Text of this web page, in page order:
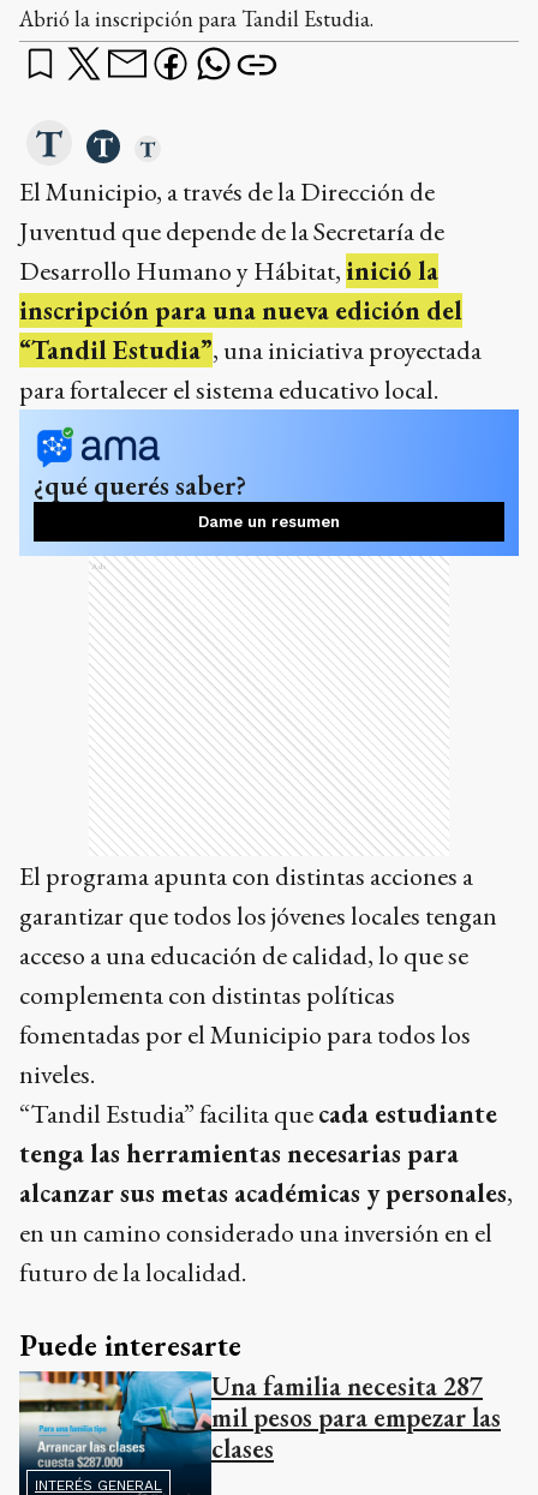
Abrió la inscripción para Tandil Estudia.
El Municipio, a través de la Dirección de
Juventud que depende de la Secretaría de
Desarrollo Humano y Hábitat, inició la
inscripción para una nueva edición del
“Tandil Estudia”, una iniciativa proyectada
para fortalecer el sistema educativo local.
¿qué querés saber?
Dame un resumen
Ads
El programa apunta con distintas acciones a
garantizar que todos los jóvenes locales tengan
acceso a una educación de calidad, lo que se
complementa con distintas políticas
fomentadas por el Municipio para todos los
niveles.
“Tandil Estudia” facilita quecada estudiante
tenga las herramientas necesarias para
alcanzar sus metas académicas y personales,
en un camino considerado una inversión en el
futuro de la localidad.
Puede interesarte
INTERÉS GENERAL
Una familia necesita 287
mil pesos para empezar las
clases